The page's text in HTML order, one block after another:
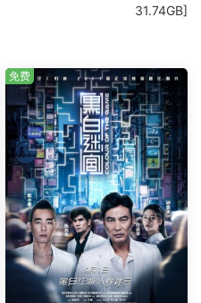
31.74GB]
免费